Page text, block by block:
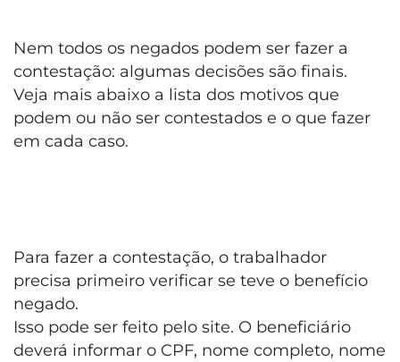
Nem todos os negados podem ser fazer a
contestação: algumas decisões são finais.
Veja mais abaixo a lista dos motivos que
podem ou não ser contestados e o que fazer
em cada caso.
Para fazer a contestação, o trabalhador
precisa primeiro verificar se teve o benefício
negado.
Isso pode ser feito pelo site. O beneficiário
deverá informar o CPF, nome completo, nome